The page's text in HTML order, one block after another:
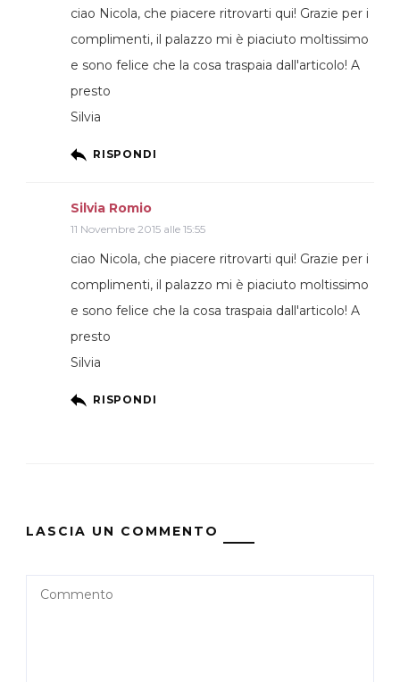
ciao Nicola, che piacere ritrovarti qui! Grazie per i
complimenti, il palazzo mi è piaciuto moltissimo
e sono felice che la cosa traspaia dall'articolo! A
presto
Silvia
RISPONDI
Silvia Romio
11 Novembre 2015 alle 15:55
ciao Nicola, che piacere ritrovarti qui! Grazie per i
complimenti, il palazzo mi è piaciuto moltissimo
e sono felice che la cosa traspaia dall'articolo! A
presto
Silvia
RISPONDI
LASCIA UN COMMENTO